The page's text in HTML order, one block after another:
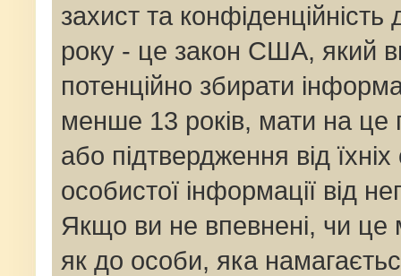
захист та конфіденційність
року - це закон США, який
потенційно збирати
менше 13 років, мати на це
або підтвердження від
особистої інформації від
Якщо ви не впевнені, чи
як до особи, яка